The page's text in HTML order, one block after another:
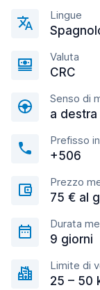
Lingue
Valuta
CRC
Senso di
a destra
Prefisso
+506
Prezzo
75 € al
Durata
9 giorni
Limite di
25 – 50